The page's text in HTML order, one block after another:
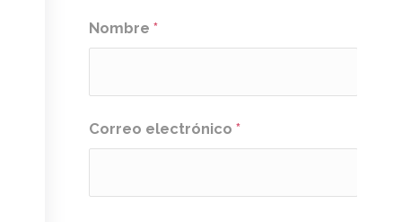
Nombre *
Correo electrónico *